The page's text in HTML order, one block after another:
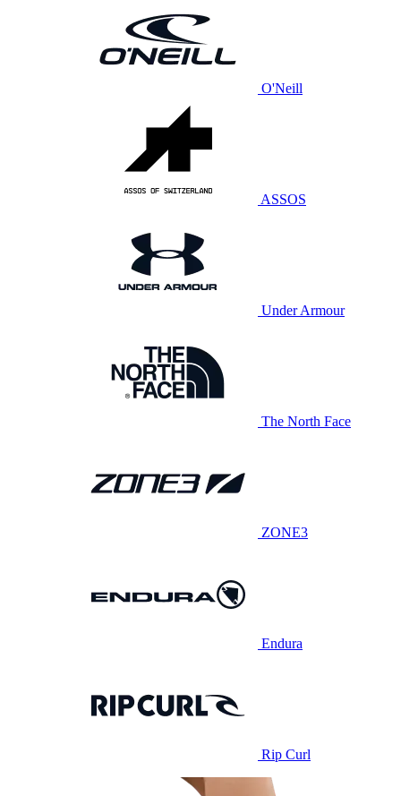
O'Neill
ASSOS
Under Armour
The North Face
ZONE3
Endura
Rip Curl